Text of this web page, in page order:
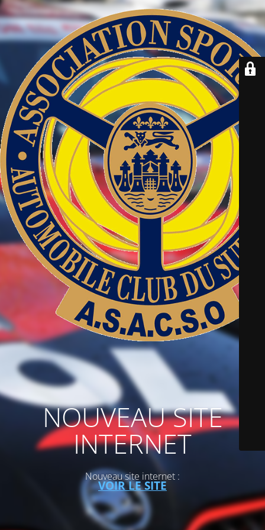
NOUVEAU SITE
INTERNET
Nouveau site internet :
VOIR LE SITE